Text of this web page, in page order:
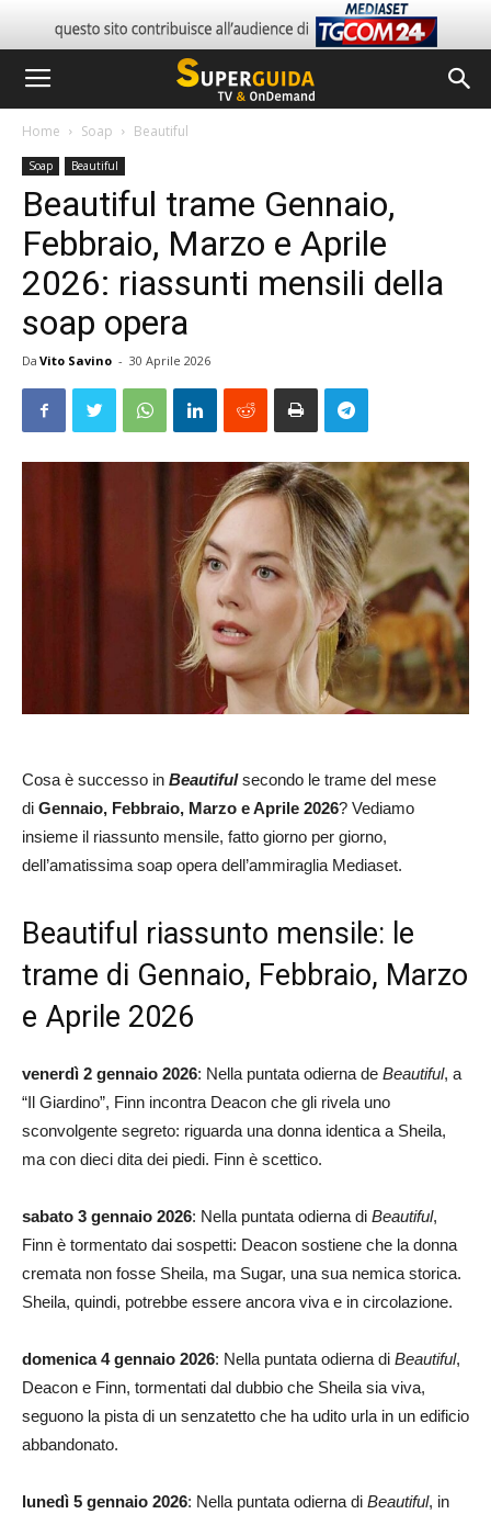
Home Soap Beautiful
Soap Beautiful
Beautiful trame Gennaio,
Febbraio, Marzo e Aprile
2026: riassunti mensili della
soap opera
Da Vito Savino - 30 Aprile 2026
Cosa è successo in Beautiful secondo le trame del mese
di Gennaio, Febbraio, Marzo e Aprile 2026? Vediamo
insieme il riassunto mensile, fatto giorno per giorno,
dell’amatissima soap opera dell’ammiraglia Mediaset.
Beautiful riassunto mensile: le
trame di Gennaio, Febbraio, Marzo
e Aprile 2026
venerdì 2 gennaio 2026: Nella puntata odierna de Beautiful, a
“Il Giardino”, Finn incontra Deacon che gli rivela uno
sconvolgente segreto: riguarda una donna identica a Sheila,
ma con dieci dita dei piedi. Finn è scettico.
sabato 3 gennaio 2026: Nella puntata odierna di Beautiful,
Finn è tormentato dai sospetti: Deacon sostiene che la donna
cremata non fosse Sheila, ma Sugar, una sua nemica storica.
Sheila, quindi, potrebbe essere ancora viva e in circolazione.
domenica 4 gennaio 2026: Nella puntata odierna di Beautiful,
Deacon e Finn, tormentati dal dubbio che Sheila sia viva,
seguono la pista di un senzatetto che ha udito urla in un edificio
abbandonato.
lunedì 5 gennaio 2026: Nella puntata odierna di Beautiful, in